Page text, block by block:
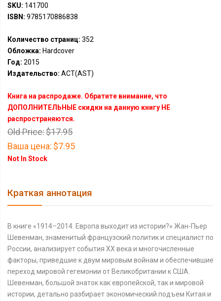
SKU: 141700
ISBN: 9785170886838
Количество страниц: 352
Обложка: Hardcover
Год: 2015
Издательство: АСТ(AST)
Книга на распродаже. Обратите внимание, что
ДОПОЛНИТЕЛЬНЫЕ скидки на данную книгу НЕ
распространяются.
Old Price:$17.95
Ваша цена: $7.95
Not In Stock
Краткая аннотация
В книге «1914–2014. Европа выходит из истории?» Жан-Пьер
Шевенман, знаменитый французский политик и специалист по
России, анализирует события XX века и многочисленные
факторы, приведшие к двум мировым войнам и обеспечившие
переход мировой гегемонии от Великобритании к США.
Шевенман, большой знаток как европейской, так и мировой
истории, детально разбирает экономический подъем Китая и